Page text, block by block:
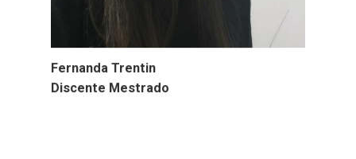
Fernanda Trentin
Discente Mestrado